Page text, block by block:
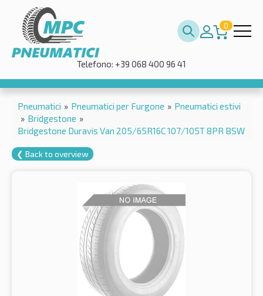
0
Telefono: +39 068 400 96 41
Pneumatici » Pneumatici per Furgone » Pneumatici estivi
» Bridgestone »
Bridgestone Duravis Van 205/65R16C 107/105T 8PR BSW
❮ Back to overview